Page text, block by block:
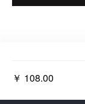
￥ 108.00